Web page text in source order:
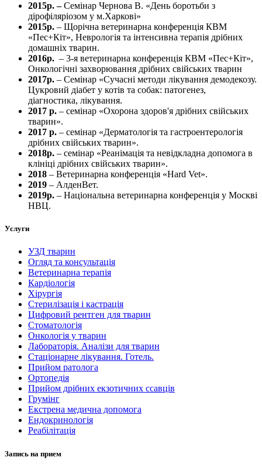
2015р. –Семінар Чернова В. «День боротьби з
дірофіляріозом у м.Харкові»
2015р. – Щорічна ветеринарна конференція КВМ
«Пес+Кіт», Неврологія та інтенсивна терапія дрібних
домашніх тварин.
2016р. – 3-я ветеринарна конференція КВМ «Пес+Кіт»,
Онкологічні захворювання дрібних свійських тварин
2017р. – Семінар «Сучасні методи лікування демодекозу.
Цукровий діабет у котів та собак: патогенез,
діагностика, лікування.
2017 р. – семінар «Охорона здоров'я дрібних свійських
тварин».
2017 р. – семінар «Дерматологія та гастроентерологія
дрібних свійських тварин».
2018р. – семінар «Реанімація та невідкладна допомога в
клініці дрібних свійських тварин».
2018 – Ветеринарна конференція «Hard Vet».
2019 – АлденВет.
2019р. – Національна ветеринарна конференція у Москві
НВЦ.
Услуги
УЗД тварин
Огляд та консультація
Ветеринарна терапія
Кардіологія
Хірургія
Стерилізація і кастрація
Цифровий рентген для тварин
Стоматологія
Онкологія у тварин
Лабораторія. Аналізи для тварин
Стаціонарне лікування. Готель.
Прийом ратолога
Ортопедія
Прийом дрібних екзотичних ссавців
Грумінг
Екстрена медична допомога
Ендокринологія
Реабілітація
Запись на прием